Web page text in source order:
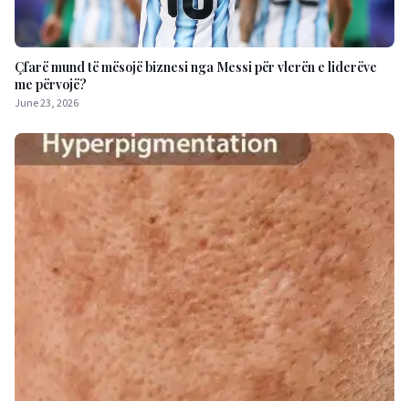
Çfarë mund të mësojë biznesi nga Messi për vlerën e liderëve
me përvojë?
June 23, 2026